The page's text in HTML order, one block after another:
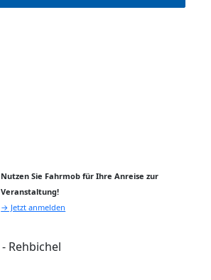
Nutzen Sie Fahrmob für Ihre Anreise zur
Veranstaltung!
→ Jetzt anmelden
Rehbichel